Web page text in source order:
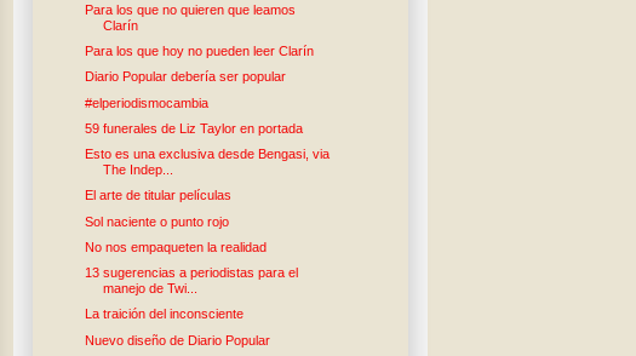
Para los que no quieren que leamos
Clarín
Para los que hoy no pueden leer Clarín
Diario Popular debería ser popular
#elperiodismocambia
59 funerales de Liz Taylor en portada
Esto es una exclusiva desde Bengasi, via
The Indep...
El arte de titular películas
Sol naciente o punto rojo
No nos empaqueten la realidad
13 sugerencias a periodistas para el
manejo de Twi...
La traición del inconsciente
Nuevo diseño de Diario Popular